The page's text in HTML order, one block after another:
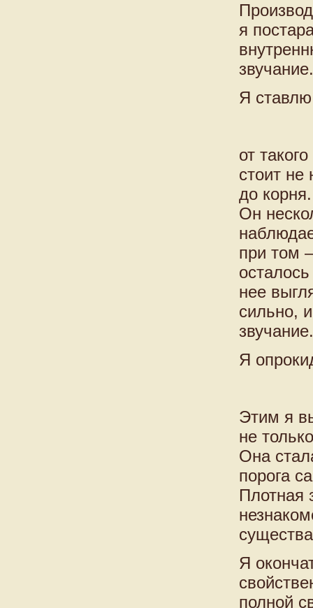
я
звучание.
Я
от
стоит не
до
Он
при том
нее
сильно,
звучание.
Я
Этим я
не
Она
порога
Плотная
Я
полной